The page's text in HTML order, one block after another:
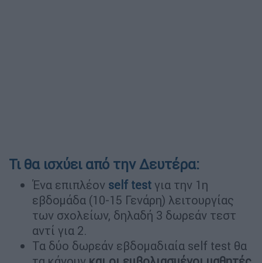
Τι θα ισχύει από την Δευτέρα:
Ένα επιπλέον self test για την 1η
εβδομάδα (10-15 Γενάρη) λειτουργίας
των σχολείων, δηλαδή 3 δωρεάν τεστ
αντί για 2.
Τα δύο δωρεάν εβδομαδιαία self test θα